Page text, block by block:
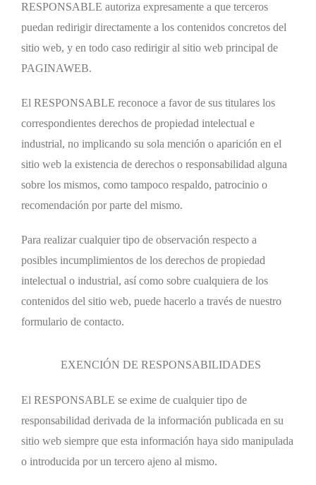
RESPONSABLE autoriza expresamente a que terceros
puedan redirigir directamente a los contenidos concretos del
sitio web, y en todo caso redirigir al sitio web principal de
PAGINAWEB.
El RESPONSABLE reconoce a favor de sus titulares los
correspondientes derechos de propiedad intelectual e
industrial, no implicando su sola mención o aparición en el
sitio web la existencia de derechos o responsabilidad alguna
sobre los mismos, como tampoco respaldo, patrocinio o
recomendación por parte del mismo.
Para realizar cualquier tipo de observación respecto a
posibles incumplimientos de los derechos de propiedad
intelectual o industrial, así como sobre cualquiera de los
contenidos del sitio web, puede hacerlo a través de nuestro
formulario de contacto.
EXENCIÓN DE RESPONSABILIDADES
El RESPONSABLE se exime de cualquier tipo de
responsabilidad derivada de la información publicada en su
sitio web siempre que esta información haya sido manipulada
o introducida por un tercero ajeno al mismo.